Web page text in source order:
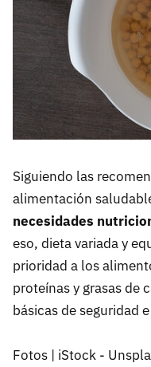
Siguiendo las
alimentación
necesidades
eso, dieta variada y
prioridad a los
proteínas y grasas de
básicas de seguridad
Fotos | iStock -